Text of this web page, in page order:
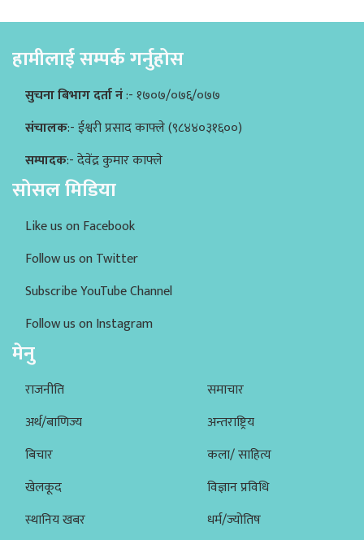
हामीलाई सम्पर्क गर्नुहोस
सुचना बिभाग दर्ता नं:- १७०७/०७६/०७७
संचालक:- ईश्वरी प्रसाद काफ्ले (९८४४०३१६००)
सम्पादक:- देवेंद्र कुमार काफ्ले
सोसल मिडिया
Like us on Facebook
Follow us on Twitter
Subscribe YouTube Channel
Follow us on Instagram
मेनु
राजनीति
अर्थ/बाणिज्य
बिचार
खेलकूद
स्थानिय खबर
समाचार
अन्तराष्ट्रिय
कला/ साहित्य
विज्ञान प्रविधि
धर्म/ज्योतिष